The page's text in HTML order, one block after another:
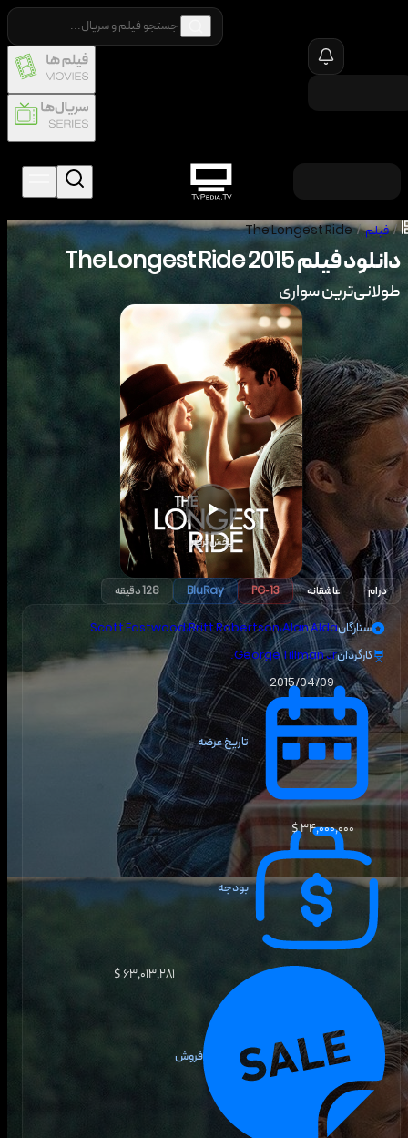
/فیلم/
The Longest Ride
دانلود فیلم2015
The Longest Ride
طولانی‌ترین سواری
پخش تریلر
درام عاشقانه PG-13
BluRay 128 دقیقه
ستارگان Scott Eastwood،Britt Robertson،Alan Alda
کارگردانGeorge Tillman Jr.
تاریخ عرضه
2015/04/09
بودجه
۳۴٬۰۰۰٬۰۰۰ $
فروش
۶۳٬۰۱۳٬۲۸۱ $